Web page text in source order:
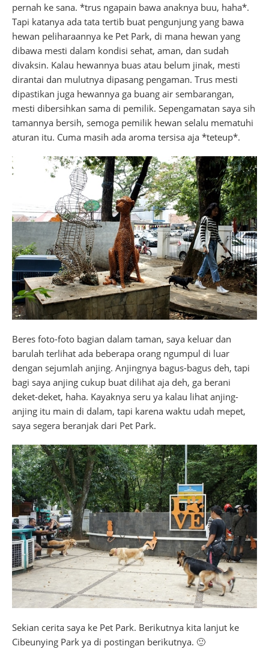
pernah ke sana. *trus ngapain bawa anaknya buu, haha*.
Tapi katanya ada tata tertib buat pengunjung yang bawa
hewan peliharaannya ke Pet Park, di mana hewan yang
dibawa mesti dalam kondisi sehat, aman, dan sudah
divaksin. Kalau hewannya buas atau belum jinak, mesti
dirantai dan mulutnya dipasang pengaman. Trus mesti
dipastikan juga hewannya ga buang air sembarangan,
mesti dibersihkan sama di pemilik. Sepengamatan saya sih
tamannya bersih, semoga pemilik hewan selalu mematuhi
aturan itu. Cuma masih ada aroma tersisa aja *teteup*.
Beres foto-foto bagian dalam taman, saya keluar dan
barulah terlihat ada beberapa orang ngumpul di luar
dengan sejumlah anjing. Anjingnya bagus-bagus deh, tapi
bagi saya anjing cukup buat dilihat aja deh, ga berani
deket-deket, haha. Kayaknya seru ya kalau lihat anjing-
anjing itu main di dalam, tapi karena waktu udah mepet,
saya segera beranjak dari Pet Park.
Sekian cerita saya ke Pet Park. Berikutnya kita lanjut ke
Cibeunying Park ya di postingan berikutnya. 🙂